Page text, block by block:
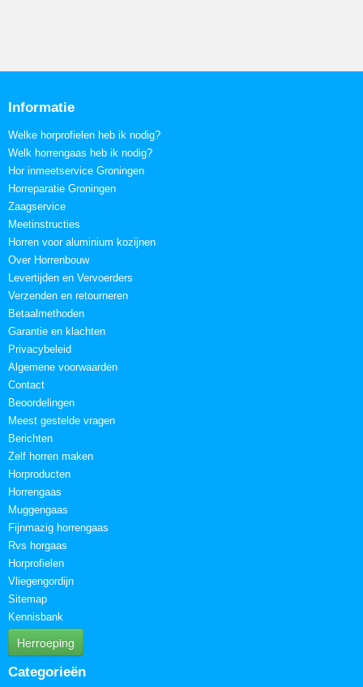
Informatie
Welke horprofielen heb ik nodig?
Welk horrengaas heb ik nodig?
Hor inmeetservice Groningen
Horreparatie Groningen
Zaagservice
Meetinstructies
Horren voor aluminium kozijnen
Over Horrenbouw
Levertijden en Vervoerders
Verzenden en retourneren
Betaalmethoden
Garantie en klachten
Privacybeleid
Algemene voorwaarden
Contact
Beoordelingen
Meest gestelde vragen
Berichten
Zelf horren maken
Horproducten
Horrengaas
Muggengaas
Fijnmazig horrengaas
Rvs horgaas
Horprofielen
Vliegengordijn
Sitemap
Kennisbank
Herroeping
Categorieën